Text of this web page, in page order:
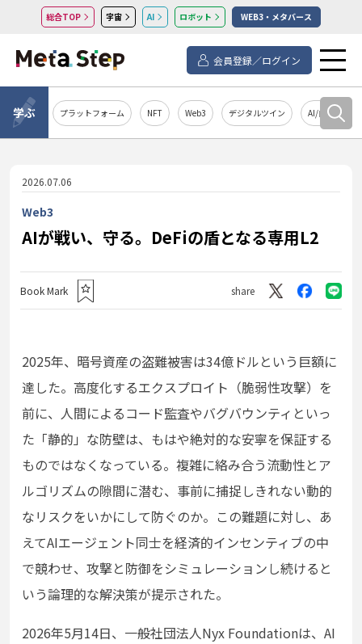
総合TOP 宇宙 AI ロボット WEB3・メタバース
会員登録／ログイン
学ぶ プラットフォーム NFT Web3 デジタルツイン AI/自然言語処
2026.07.06
Web3
AIが戦い、守る。DeFiの盾となる専用L2
Book Mark share
2025年、暗号資産の盗難被害は34億ドルという巨額に
達した。高度化するエクスプロイト（脆弱性攻撃）を
前に、人間によるコード監査やバグバウンティといっ
た「静的」な防壁は、もはや絶対的な安寧を保証する
ものではなくなっている。複雑に絡み合う流動性とア
ルゴリズムの隙間に潜む、事前に捕捉しきれない動的
なリスクをいかにして防ぐのか。この難題に対し、あ
えてAIエージェント同士を経済的インセンティブの中
で競わせ、攻撃と防御をシミュレーションし続けると
いう論理的な解決策が提示された。
2026年5月14日、一般社団法人Nyx Foundationは、AI